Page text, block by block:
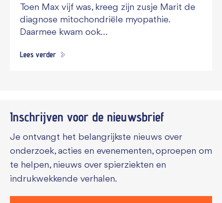
Toen Max vijf was, kreeg zijn zusje Marit de
diagnose mitochondriële myopathie.
Daarmee kwam ook…
Lees verder
Inschrijven voor de nieuwsbrief
Je ontvangt het belangrijkste nieuws over
onderzoek, acties en evenementen, oproepen om
te helpen, nieuws over spierziekten en
indrukwekkende verhalen.